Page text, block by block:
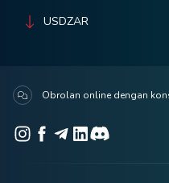
USDZAR
Obrolan online dengan